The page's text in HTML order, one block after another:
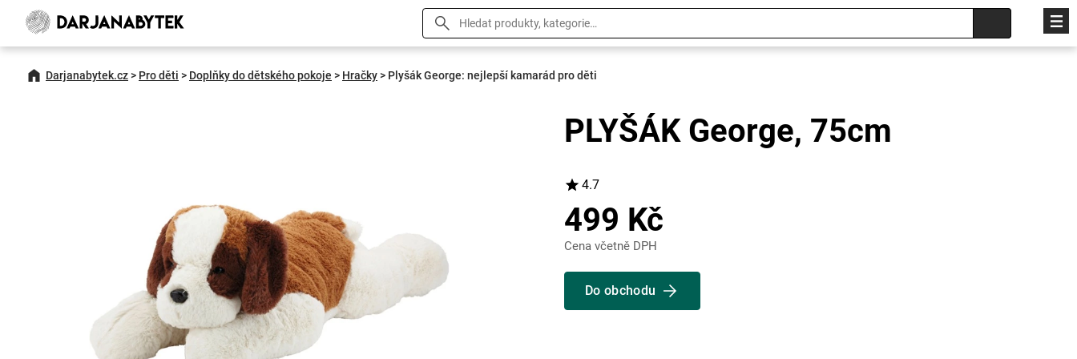
Darjanabytek.cz> Pro děti > Doplňky do dětského pokoje > Hračky> Plyšák George: nejlepší kamarád pro děti
PLYŠÁK George, 75cm
4.7
499 Kč
Cena včetně DPH
Do obchodu